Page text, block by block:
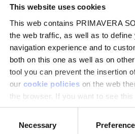
This website uses cookies
This web contains PRIMAVERA
the web traffic, as well as to
navigation experience and to
both on this one as well as on
tool you can prevent the insertion
our cookie policies on the web
the browser. If you want to see
appear again
SelectionNecessary
Ranedo
2023